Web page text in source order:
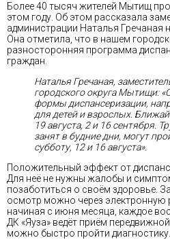
Более 40 тысяч жителей Мытищ
этом году. Об этом рассказала
администрации Наталья Гречаная
Она отметила, что в нашем
разносторонняя программа
граждан.
Наталья Гречаная,
городского округа Мытищи:
формы диспансеризации,
для детей и взрослых.
19 августа, 2 и 16 сентября.
занят в будние дни, могут
субботу, 12 и 16 августа».
Положительный эффект от
Для неё не нужны жалобы и
позаботиться о своём здоровье.
осмотр можно через электронную
начиная с июня месяца, каждое
ДК «Яуза» ведёт приём
можно быстро пройти диагностику.